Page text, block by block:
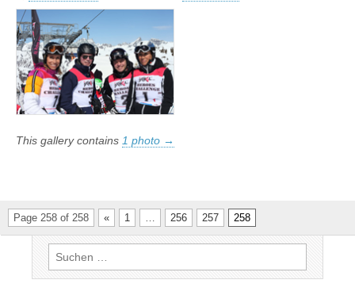
This gallery contains 1 photo →
Page 258 of 258 « 1 256 257 258
Suchen
nach: